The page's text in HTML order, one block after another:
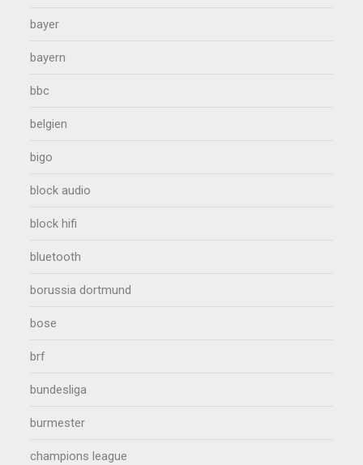
bayer
bayern
bbc
belgien
bigo
block audio
block hifi
bluetooth
borussia dortmund
bose
brf
bundesliga
burmester
champions league